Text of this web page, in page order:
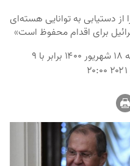
از دستیابی به توانایی هسته‌ای
برای اقدام محفوظ است»
پنج شنبه ۱۸ شهریور ۱۴۰۰ برابر با ۹